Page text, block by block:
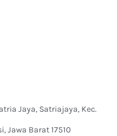
Jaya, Satriajaya, Kec.
Jawa Barat 17510